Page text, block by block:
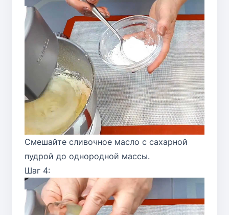
Смешайте сливочное масло с сахарной
пудрой до однородной массы.
Шаг 4: